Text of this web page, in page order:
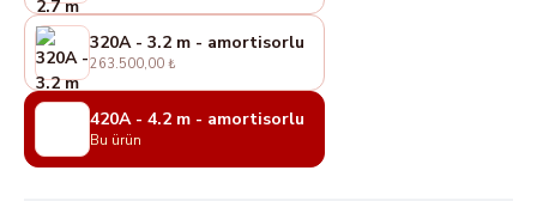
320A - 3.2 m - amortisorlu
263.500,00 ₺
420A - 4.2 m - amortisorlu
Bu ürün